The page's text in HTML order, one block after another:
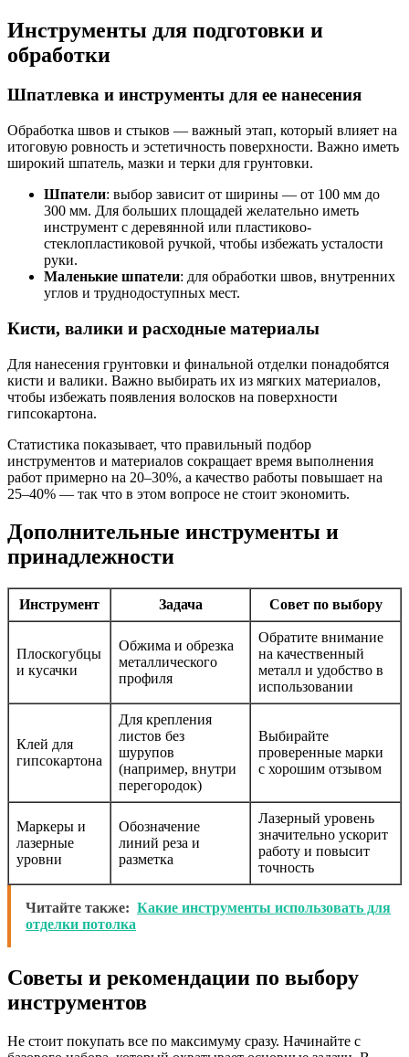
Инструменты для подготовки и
обработки
Шпатлевка и инструменты для ее нанесения
Обработка швов и стыков — важный этап, который влияет на
итоговую ровность и эстетичность поверхности. Важно иметь
широкий шпатель, мазки и терки для грунтовки.
Шпатели: выбор зависит от ширины — от 100 мм до
300 мм. Для больших площадей желательно иметь
инструмент с деревянной или пластиково-
стеклопластиковой ручкой, чтобы избежать усталости
руки.
Маленькие шпатели: для обработки швов, внутренних
углов и труднодоступных мест.
Кисти, валики и расходные материалы
Для нанесения грунтовки и финальной отделки понадобятся
кисти и валики. Важно выбирать их из мягких материалов,
чтобы избежать появления волосков на поверхности
гипсокартона.
Статистика показывает, что правильный подбор
инструментов и материалов сокращает время выполнения
работ примерно на 20–30%, а качество работы повышает на
25–40% — так что в этом вопросе не стоит экономить.
Дополнительные инструменты и
принадлежности
Инструмент Задача Совет по выбору
Плоскогубцы
и кусачки
Обжима и обрезка
металлического
профиля
Обратите внимание
на качественный
металл и удобство в
использовании
Клей для
гипсокартона
Для крепления
листов без
шурупов
(например, внутри
перегородок)
Выбирайте
проверенные марки
с хорошим отзывом
Маркеры и
лазерные
уровни
Обозначение
линий реза и
разметка
Лазерный уровень
значительно ускорит
работу и повысит
точность
Читайте также: Какие инструменты использовать для
отделки потолка
Советы и рекомендации по выбору
инструментов
Не стоит покупать все по максимуму сразу. Начинайте с